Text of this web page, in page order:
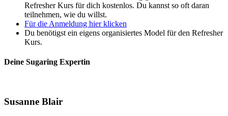
Refresher Kurs für dich kostenlos. Du kannst so oft daran
teilnehmen, wie du willst.
Für die Anmeldung hier klicken
Du benötigst ein eigens organisiertes Model für den Refresher
Kurs.
Deine Sugaring Expertin
Susanne Blair